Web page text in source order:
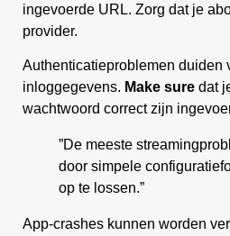
ingevoerde URL. Zorg dat je
provider.
Authenticatieproblemen duiden
inloggegevens. Make sure dat
wachtwoord correct zijn
”De meeste
door simpele
op te lossen.”
App-crashes kunnen worden